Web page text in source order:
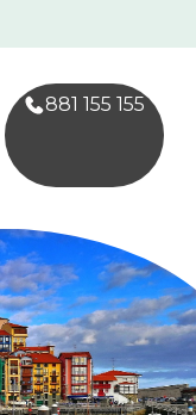
881 155 155